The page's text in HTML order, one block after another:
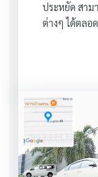
ประหยัด สาม
ต่างๆ ได้ตลอ